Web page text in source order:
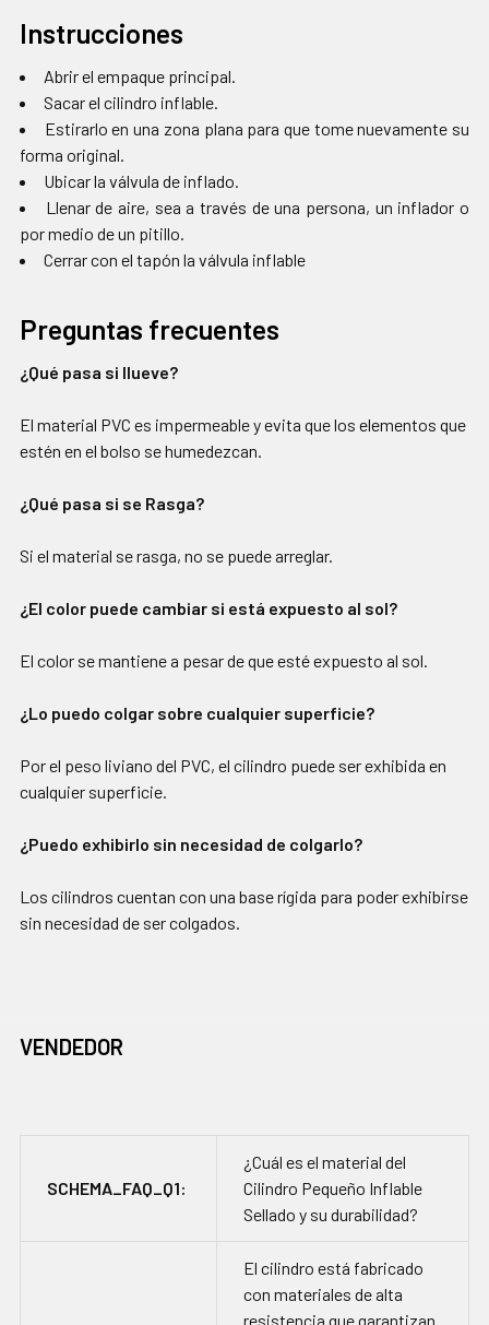
Instrucciones
Abrir el empaque principal.
Sacar el cilindro inflable.
Estirarlo en una zona plana para que tome nuevamente su
forma original.
Ubicar la válvula de inflado.
Llenar de aire, sea a través de una persona, un inflador o
por medio de un pitillo.
Cerrar con el tapón la válvula inflable
Preguntas frecuentes
¿Qué pasa si llueve?
El material PVC es impermeable y evita que los elementos que
estén en el bolso se humedezcan.
¿Qué pasa si se Rasga?
Si el material se rasga, no se puede arreglar.
¿El color puede cambiar si está expuesto al sol?
El color se mantiene a pesar de que esté expuesto al sol.
¿Lo puedo colgar sobre cualquier superficie?
Por el peso liviano del PVC, el cilindro puede ser exhibida en
cualquier superficie.
¿Puedo exhibirlo sin necesidad de colgarlo?
Los cilindros cuentan con una base rígida para poder exhibirse
sin necesidad de ser colgados.
VENDEDOR
SCHEMA_FAQ_Q1:
¿Cuál es el material del
Cilindro Pequeño Inflable
Sellado y su durabilidad?
El cilindro está fabricado
con materiales de alta
resistencia que garantizan